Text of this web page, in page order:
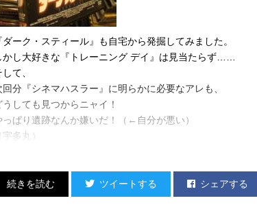
ダーク・スティール』も自宅から発掘してみました。
かし大好きな『トレーニング デイ』は見当たらず……
して、
回分『シネマハスラー』に明らかに必要なアレも、
うしても見つからニャイ！
っぱり遺跡なんか嫌いだ！（←自分が悪い）
宇多丸）
ツイートする シェアする